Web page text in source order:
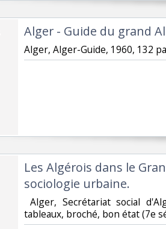
‎Alger - Guide du grand
‎Alger, Alger-Guide, 1960, 132
‎Les Algérois dans le
sociologie urbaine.‎
Alger, Secrétariat social
tableaux, broché, bon état (7e